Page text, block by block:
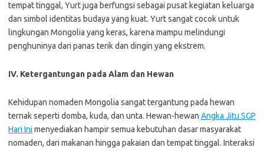
tempat tinggal, Yurt juga berfungsi sebagai pusat kegiatan keluarga
dan simbol identitas budaya yang kuat. Yurt sangat cocok untuk
lingkungan Mongolia yang keras, karena mampu melindungi
penghuninya dari panas terik dan dingin yang ekstrem.
IV. Ketergantungan pada Alam dan Hewan
Kehidupan nomaden Mongolia sangat tergantung pada hewan
ternak seperti domba, kuda, dan unta. Hewan-hewan Angka Jitu SGP
Hari Ini menyediakan hampir semua kebutuhan dasar masyarakat
nomaden, dari makanan hingga pakaian dan tempat tinggal. Interaksi